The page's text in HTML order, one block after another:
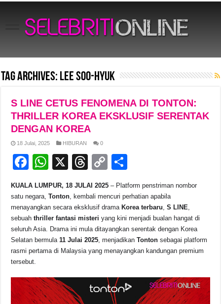
Tag Archives: lee soo-hyuk
S LINE CETUS FENOMENA DI TONTON:
THRILLER KOREA EKSKLUSIF SERENTAK
DENGAN KOREA
18 Julai, 2025 HIBURAN 0
F
c
e
b
o
o
k
W
at
s
A
p
p
X
T
e
a
d
s
C
p
y
Li
n
k
ar
e
KUALA LUMPUR, 18 JULAI 2025 – Platform penstriman nombor
satu negara,Tonton, kembali mencuri perhatian apabila
menayangkan secara eksklusif drama Korea terbaru,S LINE,
sebuahthriller fantasi misteri yang kini menjadi bualan hangat di
seluruh Asia. Drama ini mula ditayangkan serentak dengan Korea
Selatan bermula11 Julai 2025, menjadikanTonton sebagai platform
rasmi pertama di Malaysia yang menayangkan kandungan premium
tersebut.